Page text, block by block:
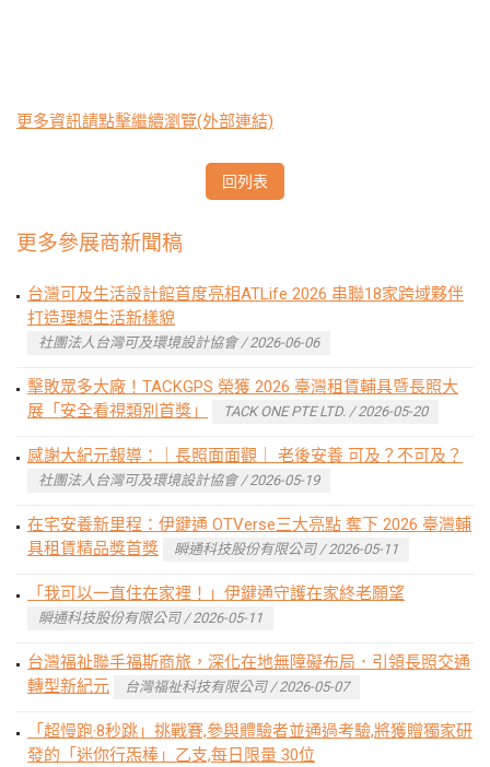
更多資訊請點擊繼續瀏覽(外部連結)
回列表
更多參展商新聞稿
台灣可及生活設計館首度亮相ATLife 2026 串聯18家跨域夥伴
打造理想生活新樣貌
社團法人台灣可及環境設計協會 / 2026-06-06
擊敗眾多大廠！TACKGPS 榮獲 2026 臺灣租賃輔具暨長照大
展「安全看視類別首獎」
TACK ONE PTE LTD. / 2026-05-20
感謝大紀元報導：｜長照面面觀｜ 老後安養 可及？不可及？
社團法人台灣可及環境設計協會 / 2026-05-19
在宅安養新里程：伊鍵通 OTVerse三大亮點 奪下 2026 臺灣輔
具租賃精品獎首獎
瞬通科技股份有限公司 / 2026-05-11
「我可以一直住在家裡！」伊鍵通守護在家終老願望
瞬通科技股份有限公司 / 2026-05-11
台灣福祉聯手福斯商旅，深化在地無障礙布局．引領長照交通
轉型新紀元
台灣福祉科技有限公司 / 2026-05-07
「超慢跑·8秒跳」挑戰賽,參與體驗者並通過考驗,將獲贈獨家研
發的「迷你行炁棒」乙支,每日限量 30位